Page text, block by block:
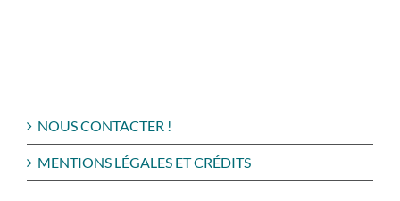
NOUS CONTACTER !
MENTIONS LÉGALES ET CRÉDITS